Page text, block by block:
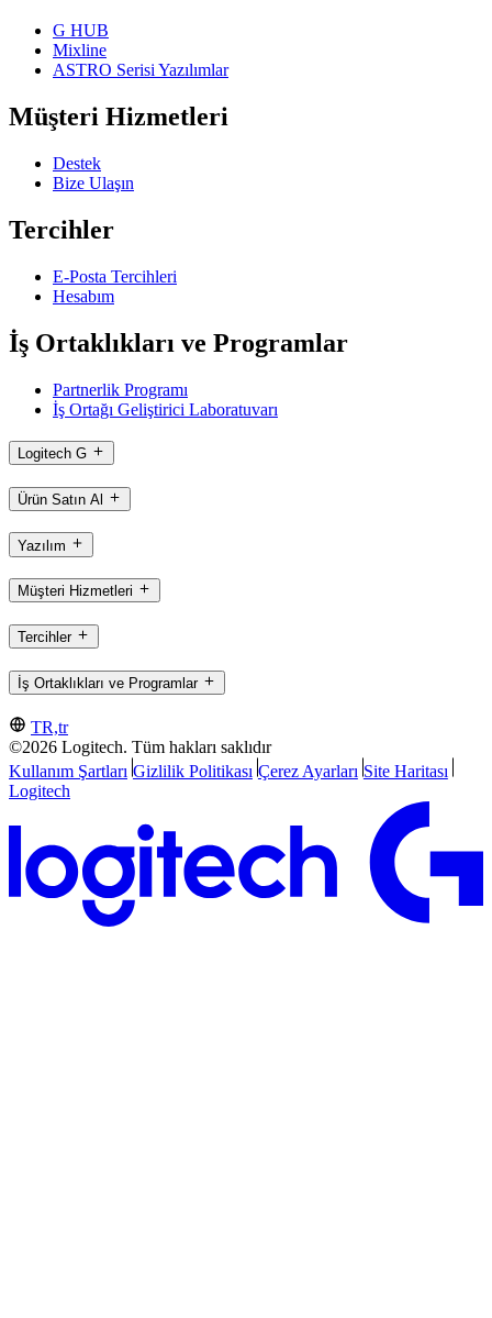
G HUB
Mixline
ASTRO Serisi Yazılımlar
Müşteri Hizmetleri
Destek
Bize Ulaşın
Tercihler
E-Posta Tercihleri
Hesabım
İş Ortaklıkları ve Programlar
Partnerlik Programı
İş Ortağı Geliştirici Laboratuvarı
Logitech G
Ürün Satın Al
Yazılım
Müşteri Hizmetleri
Tercihler
İş Ortaklıkları ve Programlar
TR,tr
©2026 Logitech. Tüm hakları saklıdır
Kullanım Şartları Gizlilik Politikası Çerez Ayarları Site Haritası
Logitech